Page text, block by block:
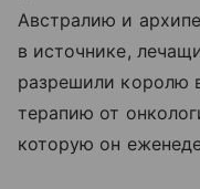
Австралию и
в источнике,
разрешили королю
терапию от
которую он